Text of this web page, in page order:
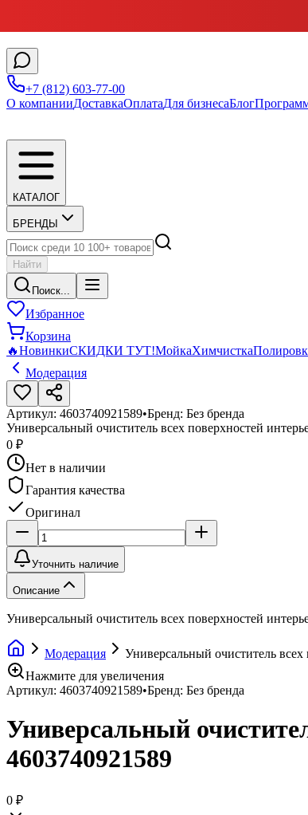
+7 (812) 603-77-00
О компанииДоставкаОплатаДля бизнесаБлог
КАТАЛОГ
БРЕНДЫ
Найти
Поиск...
Избранное
Корзина
🔥НовинкиСКИДКИ ТУТ!МойкаХимчистка
Модерация
Артикул: 4603740921589•Бренд: Без бренда
Универсальный очиститель всех поверхностей
0 ₽
Нет в наличии
Гарантия качества
Оригинал
Уточнить наличие
Описание
Универсальный очиститель всех поверхностей
Модерация
Универсальный очиститель
Нажмите для увеличения
Артикул: 4603740921589•Бренд: Без бренда
Универсальный
4603740921589
0 ₽